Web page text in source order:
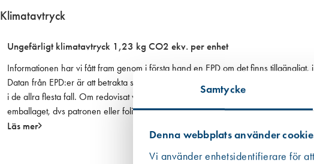
Samtycke
Denna webbplats använder
Vi använder enhetsidentifierare för
z
o
l
l
k
n
o
Klimatavtryck
Ungefärligt klimatavtryck 1,23 kg CO2 ekv. per enhet
Informationen har vi fått fram genom i första hand en EPD om det finns
Datan från EPD:er är att betrakta som mer tillförlitlig än den övriga informationen
i de allra flesta fall. Om redovisat värde har haft ett intervall eller om råvarans
emballaget, dvs patronen eller foliepåsen.
Läs mer